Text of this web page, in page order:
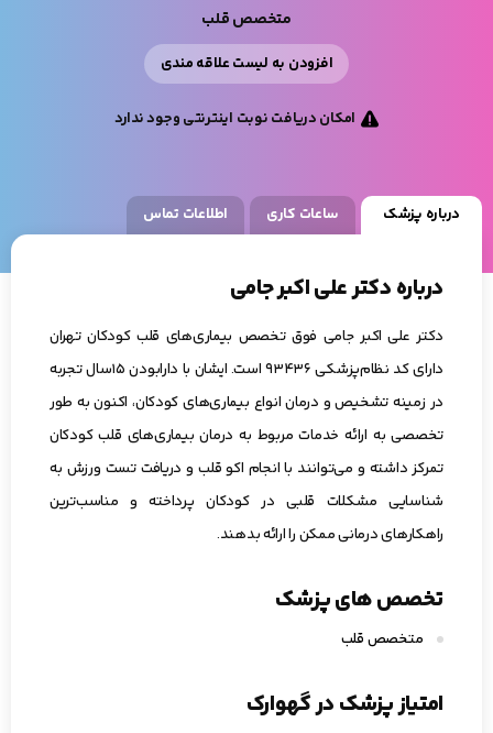
متخصص قلب
افزودن به لیست علاقه مندی
امکان دریافت نوبت اینترنتی وجود ندارد
درباره پزشک ساعات کاری اطلاعات تماس
درباره دکتر علی اکبر جامی
دکتر علی اکبر جامی فوق تخصص بیماری‌های قلب کودکان تهران
دارای کد نظام‌پزشکی ۹۳۴۳۶ است. ایشان با دارابودن ۱۵سال تجربه
در زمینه تشخیص و درمان انواع بیماری‌های کودکان، اکنون به طور
تخصصی به ارائه خدمات مربوط به درمان بیماری‌های قلب کودکان
تمرکز داشته و می‌توانند با انجام اکو قلب و دریافت تست ورزش به
شناسایی مشکلات قلبی در کودکان پرداخته و مناسب‌ترین
راهکارهای درمانی ممکن را ارائه بدهند.
تخصص های پزشک
متخصص قلب
امتیاز پزشک در گهوارک